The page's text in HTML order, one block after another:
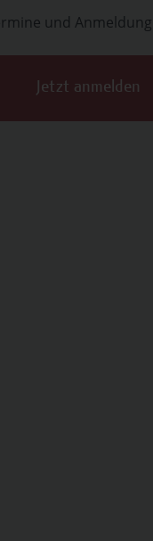
und Anmeldung
Jetzt anmelden